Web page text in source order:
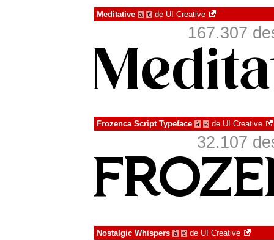
Meditative à € de UI Creative
167.307
Frozenca Script Typeface à € de UI Creative
32.107
Nostalgic Whispers à € de UI Creative